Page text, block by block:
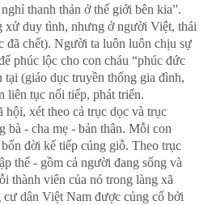
thanh thản ở thế giới bên kia”.
xử duy tình, nhưng ở người Việt, thái
đã chết). Người ta luôn luôn chịu sự
phúc lộc cho con cháu “phúc đức
(giáo dục truyền thống gia đình,
liên tục nối tiếp, phát triển.
xét theo cả trục dọc và trục
bà - cha mẹ - bản thân. Mỗi con
đời kế tiếp cúng giỗ. Theo trục
thể - gồm cả người đang sống và
thành viên của nó trong làng xã
dân Việt Nam được củng cố bởi